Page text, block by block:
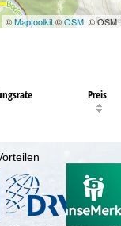
©Maptoolkit©OSM, © OSM
Preis